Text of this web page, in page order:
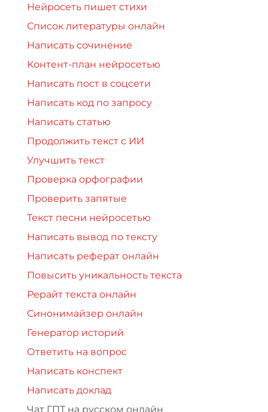
Нейросеть пишет стихи
Список литературы онлайн
Написать сочинение
Контент-план нейросетью
Написать пост в соцсети
Написать код по запросу
Написать статью
Продолжить текст с ИИ
Улучшить текст
Проверка орфографии
Проверить запятые
Текст песни нейросетью
Написать вывод по тексту
Написать реферат онлайн
Повысить уникальность текста
Рерайт текста онлайн
Синонимайзер онлайн
Генератор историй
Ответить на вопрос
Написать конспект
Написать доклад
Чат ГПТ на русском онлайн